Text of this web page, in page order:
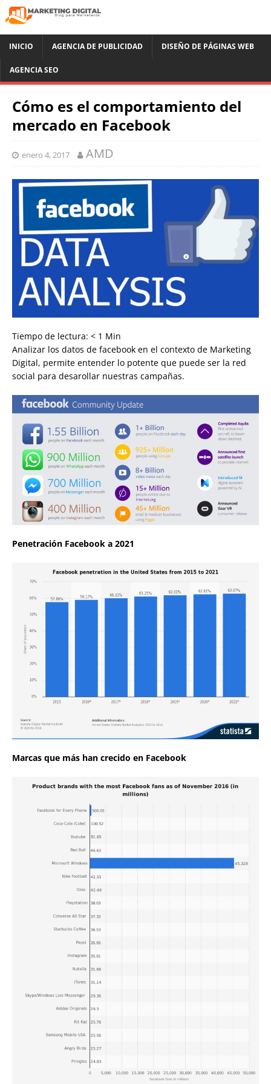
INICIO AGENCIA DE PUBLICIDAD DISEÑO DE PÁGINAS WEB
AGENCIA SEO
Cómo es el comportamiento del
mercado en Facebook
enero 4, 2017 AMD
Tiempo de lectura: < 1 Min
Analizar los datos de facebook en el contexto de Marketing
Digital, permite entender lo potente que puede ser la red
social para desarollar nuestras campañas.
Penetración Facebook a 2021
Marcas que más han crecido en Facebook